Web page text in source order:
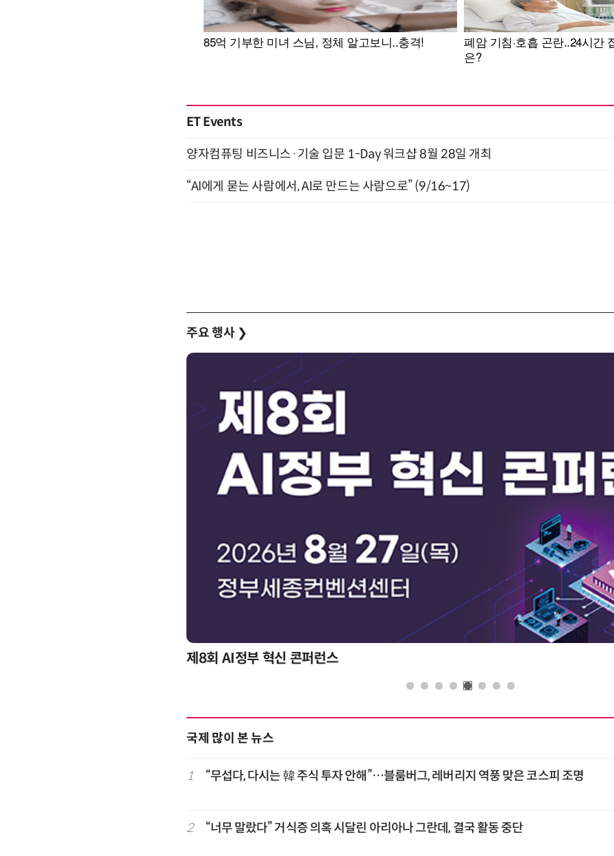
ET Events
양자컴퓨팅 비즈니스·기술 입문 1-Day 워크샵 8월 28일 개최
“AI에게 묻는 사람에서, AI로 만드는 사람으로” (9/16~17)
주요 행사 ❯
제8회 AI정부 혁신 콘퍼런스
국제 많이 본 뉴스
1 “무섭다, 다시는 韓 주식 투자 안해”…블룸버그, 레버리지 역풍 맞은 코스피 조명
2 “너무 말랐다” 거식증 의혹 시달린 아리아나 그란데, 결국 활동 중단